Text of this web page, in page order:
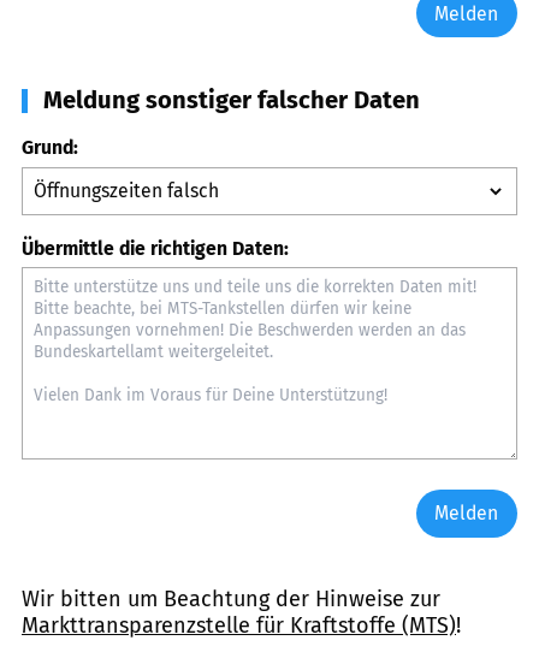
Melden
Meldung sonstiger falscher Daten
Grund:
Übermittle die richtigen Daten:
Melden
Wir bitten um Beachtung der Hinweise zur
Markttransparenzstelle für Kraftstoffe (MTS)!